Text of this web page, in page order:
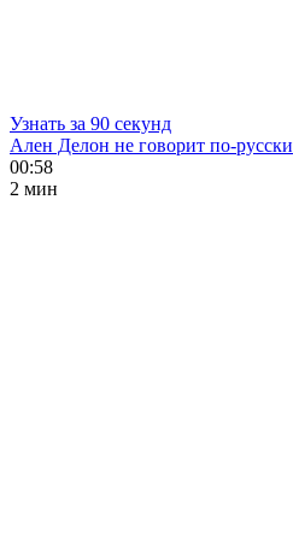
Узнать за 90 секунд
Ален Делон не говорит по-русски
00:58
2 мин